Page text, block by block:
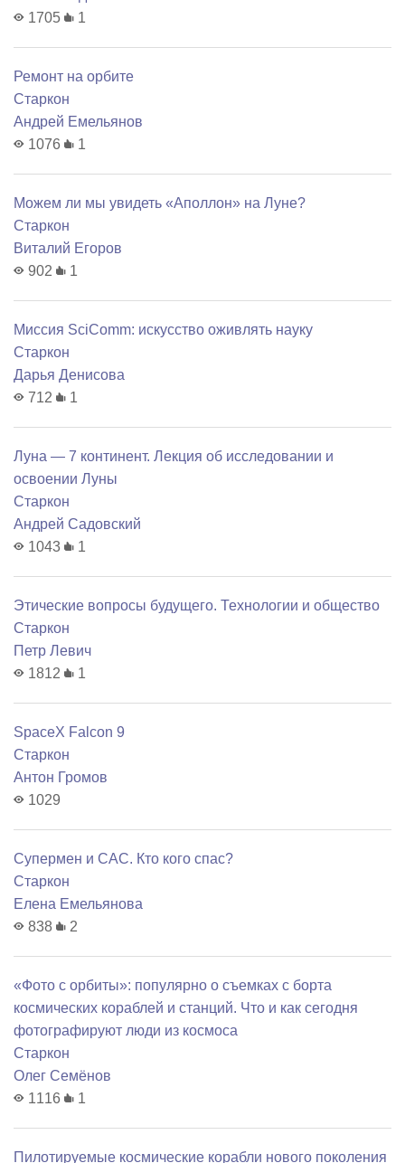
1705
1
Ремонт на орбите
Старкон
Андрей Емельянов
1076
1
Можем ли мы увидеть «Аполлон» на Луне?
Старкон
Виталий Егоров
902
1
Миссия SciComm: искусство оживлять науку
Старкон
Дарья Денисова
712
1
Луна — 7 континент. Лекция об исследовании и
освоении Луны
Старкон
Андрей Садовский
1043
1
Этические вопросы будущего. Технологии и общество
Старкон
Петр Левич
1812
1
SpaceX Falcon 9
Старкон
Антон Громов
1029
Супермен и САС. Кто кого спас?
Старкон
Елена Емельянова
838
2
«Фото с орбиты»: популярно о съемках с борта
космических кораблей и станций. Что и как сегодня
фотографируют люди из космоса
Старкон
Олег Семёнов
1116
1
Пилотируемые космические корабли нового поколения